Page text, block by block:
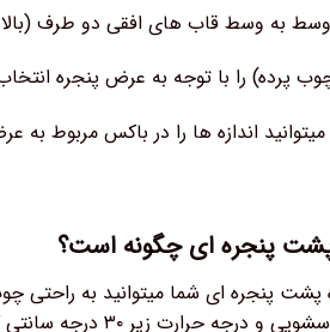
وسط به وسط قاب های افقی دو طرف (بالا
پرده) را با توجه به عرض پنجره
میتوانید اندازه ها را در باکس مربوط
پنجره ای چگونه است؟
پنجره ای شما میتوانید به راحتی
زیر ۳۰ درجه سانتی گراد عمل شستشو را انجام دهید.